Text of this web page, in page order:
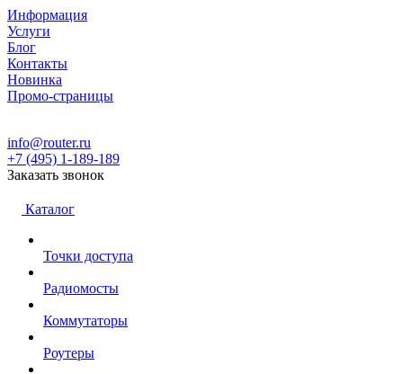
Информация
Услуги
Блог
Контакты
Новинка
Промо-страницы
info@router.ru
+7 (495) 1-189-189
Заказать звонок
Каталог
Точки доступа
Радиомосты
Коммутаторы
Роутеры